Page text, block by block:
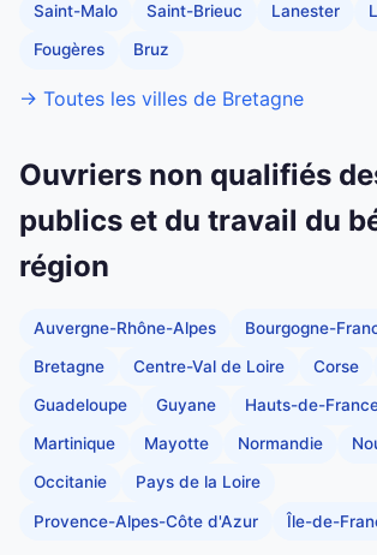
Saint-Malo Saint-Brieuc Lanester
Fougères Bruz
→ Toutes les villes de Bretagne
Ouvriers non qualifiés
publics et du travail du
région
Auvergne-Rhône-Alpes Bourgogne-
Bretagne Centre-Val de Loire Corse
Guadeloupe Guyane Hauts-de-
Martinique Mayotte Normandie
Occitanie Pays de la Loire
Provence-Alpes-Côte d'Azur Île-de-